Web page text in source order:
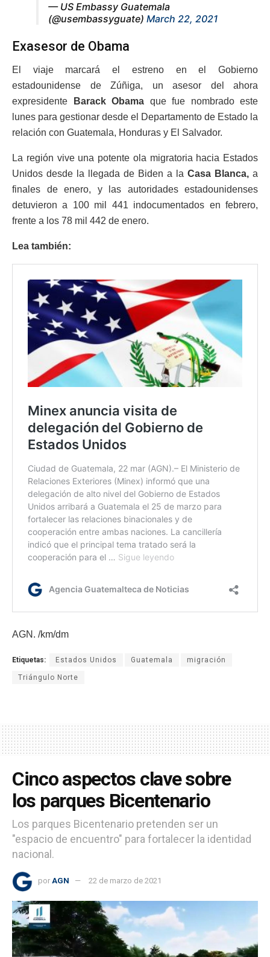
— US Embassy Guatemala
(@usembassyguate) March 22, 2021
Exasesor de Obama
El viaje marcará el estreno en el Gobierno
estadounidense de Zúñiga, un asesor del ahora
expresidente
Barack Obama que fue nombrado este
lunes para gestionar desde el Departamento de Estado la
relación con Guatemala, Honduras y El Salvador.
La región vive una potente ola migratoria hacia Estados
Unidos desde la llegada de Biden a la Casa Blanca, a
finales de enero, y las autoridades estadounidenses
detuvieron a 100 mil 441 indocumentados en febrero,
frente a los 78 mil 442 de enero.
Lea también:
AGN. /km/dm
Etiquetas: Estados Unidos Guatemala migración
Triángulo Norte
Cinco aspectos clave sobre
los parques Bicentenario
Los parques Bicentenario pretenden ser un
"espacio de encuentro" para fortalecer la identidad
nacional.
por AGN 22 de marzo de 2021